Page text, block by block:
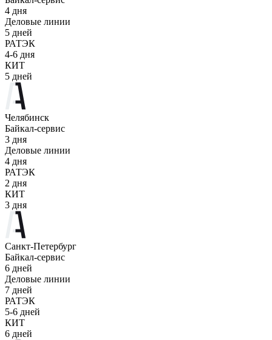
4 дня
Деловые линии
5 дней
РАТЭК
4-6 дня
КИТ
5 дней
Челябинск
Байкал-сервис
3 дня
Деловые линии
4 дня
РАТЭК
2 дня
КИТ
3 дня
Санкт-Петербург
Байкал-сервис
6 дней
Деловые линии
7 дней
РАТЭК
5-6 дней
КИТ
6 дней